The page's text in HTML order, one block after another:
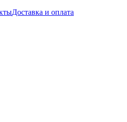
Доставка и оплата